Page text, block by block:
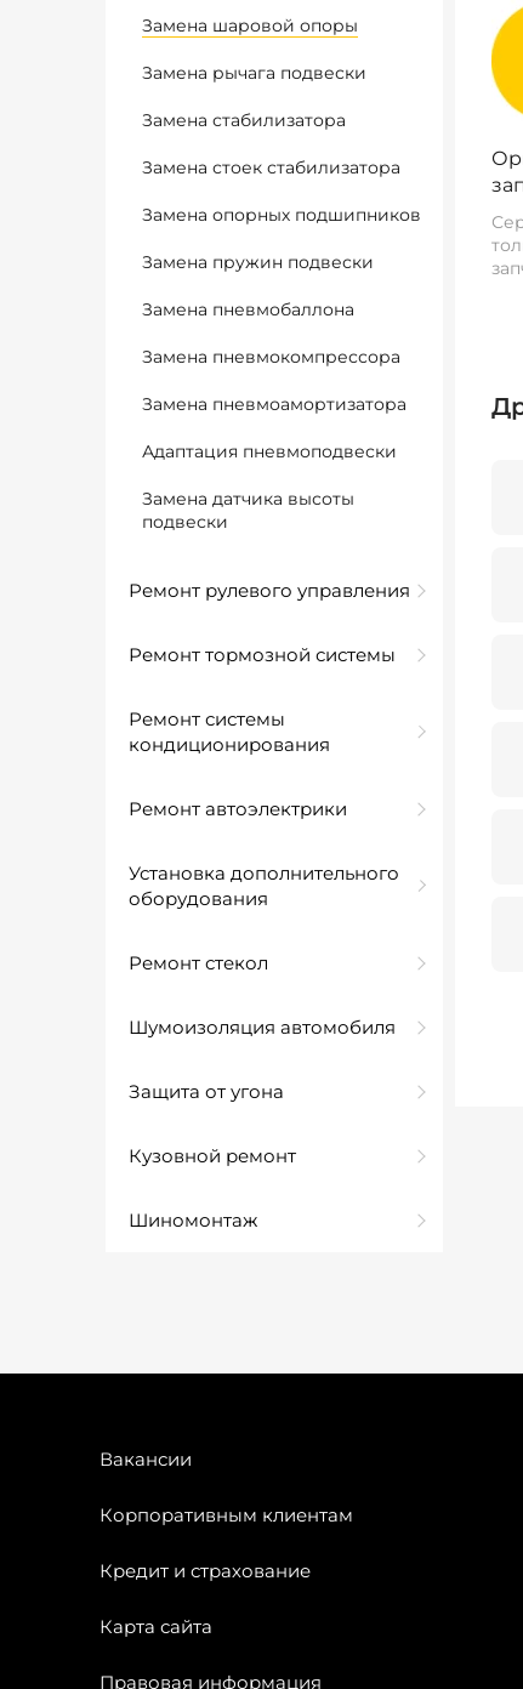
Замена шаровой опоры
Замена рычага подвески
Замена стабилизатора
Замена стоек стабилизатора
Замена опорных подшипников
Замена пружин подвески
Замена пневмобаллона
Замена пневмокомпрессора
Замена пневмоамортизатора
Адаптация пневмоподвески
Замена датчика высоты
подвески
Ремонт рулевого управления
Ремонт тормозной системы
Ремонт системы
кондиционирования
Ремонт автоэлектрики
Установка дополнительного
оборудования
Ремонт стекол
Шумоизоляция автомобиля
Защита от угона
Кузовной ремонт
Шиномонтаж
Вакансии
Корпоративным клиентам
Кредит и страхование
Карта сайта
Правовая информация